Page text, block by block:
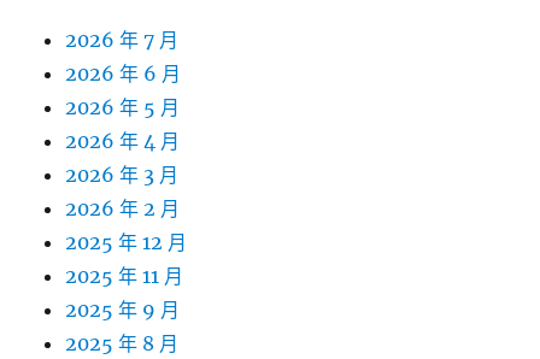
2026 年 7 月
2026 年 6 月
2026 年 5 月
2026 年 4 月
2026 年 3 月
2026 年 2 月
2025 年 12 月
2025 年 11 月
2025 年 9 月
2025 年 8 月